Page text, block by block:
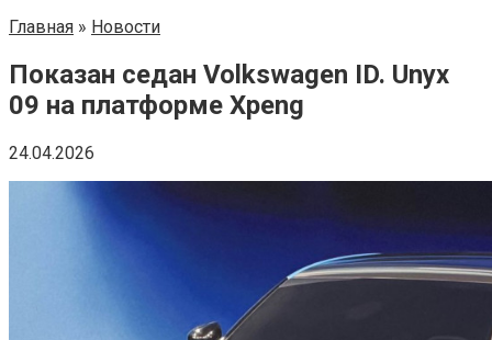
Главная » Новости
Показан седан Volkswagen ID. Unyx
09 на платформе Xpeng
24.04.2026